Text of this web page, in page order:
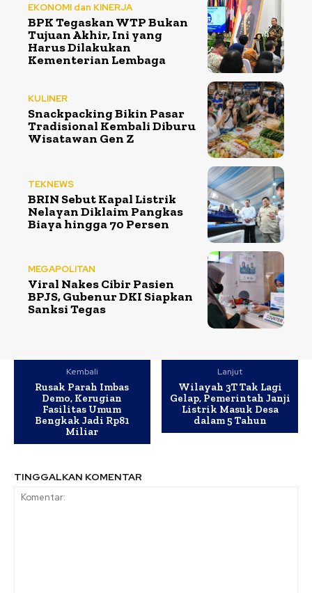
EKONOMI dan KINERJA
BPK Tegaskan WTP Bukan
Tujuan Akhir, Ini yang
Harus Dilakukan
Kementerian Lembaga
KULINER
Snackpacking Bikin Pasar
Tradisional Kembali Diburu
Wisatawan Gen Z
TEKNEWS
BRIN Sebut Kapal Listrik
Nelayan Diklaim Pangkas
Biaya hingga 70 Persen
MEGAPOLITAN
Viral Nakes Cibir Pasien
BPJS, Gubenur DKI Siapkan
Sanksi Tegas
Kembali
Rusak Parah Imbas
Demo, Kerugian
Fasilitas Umum
Bengkak Jadi Rp81
Miliar
Lanjut
Wilayah 3T Tak Lagi
Gelap, Pemerintah Janji
Listrik Masuk Desa
dalam 5 Tahun
TINGGALKAN KOMENTAR